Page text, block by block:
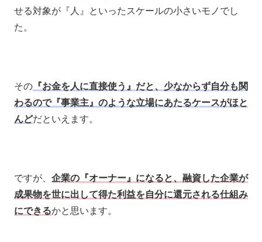
せる対象が『人』といったスケールの小さいモノでし
た。
その 『お金を人に直接使う』だと、少なからず自分も関
わるので『事業主』のような立場にあたるケースがほと
んどだといえます。
ですが、 企業の『オーナー』になると、融資した企業が
成果物を世に出して得た利益を自分に還元される仕組み
にできるかと思います。